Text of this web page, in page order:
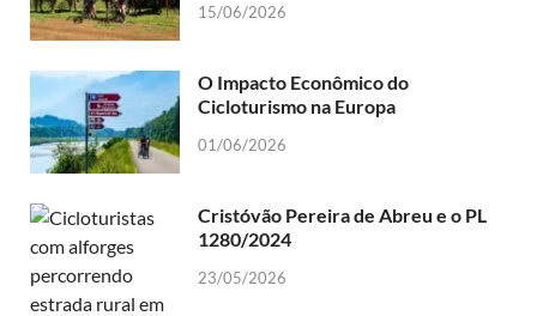
15/06/2026
O Impacto Econômico do
Cicloturismo na Europa
01/06/2026
Cristóvão Pereira de Abreu e o PL
1280/2024
23/05/2026